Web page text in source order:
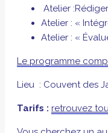
Atelier
Atelier : «
Atelier : «
Le programme
Lieu : Couvent des
Tarifs : retrouvez